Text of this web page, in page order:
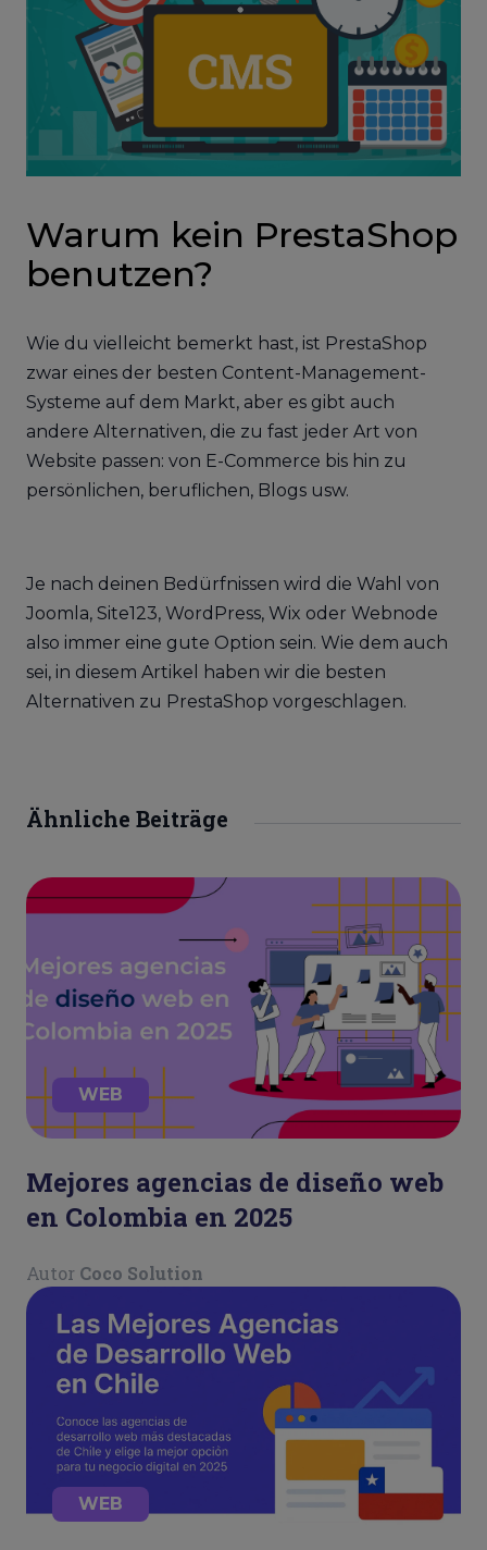
Warum kein PrestaShop
benutzen?
Wie du vielleicht bemerkt hast, ist PrestaShop
zwar eines der besten Content-Management-
Systeme auf dem Markt, aber es gibt auch
andere Alternativen, die zu fast jeder Art von
Website passen: von E-Commerce bis hin zu
persönlichen, beruflichen, Blogs usw.
Je nach deinen Bedürfnissen wird die Wahl von
Joomla, Site123, WordPress, Wix oder Webnode
also immer eine gute Option sein. Wie dem auch
sei, in diesem Artikel haben wir die besten
Alternativen zu PrestaShop vorgeschlagen.
Ähnliche Beiträge
WEB
Mejores agencias de diseño web
en Colombia en 2025
Autor Coco Solution
WEB